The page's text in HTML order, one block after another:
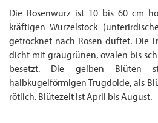
Die Rosenwurz ist 10 bis 60 cm
kräftigen Wurzelstock
getrocknet nach Rosen duftet. Die
dicht mit graugrünen, ovalen bis
besetzt. Die gelben Blüten
halbkugelförmigen Trugdolde, als
rötlich. Blütezeit ist April bis August.